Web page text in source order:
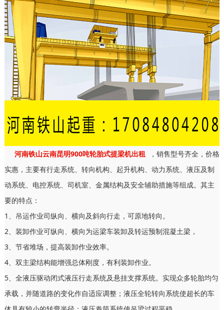
河南铁山云南昆明900吨轮胎式提梁机出租
，销售型号齐全，价格
实惠，主要有行走系统、转向机构、起升机构、动力系统、液压及制
动系统、电控系统、司机室、金属结构及安全辅助措施等组成。其主
要的特点：
1、吊运作业司纵向、横向及斜向行走，可原地转向。
2、装卸作业可纵向、横向为运梁车装卸及转运预制混凝土梁，
3、节省堆场，提高装卸作业效率。
4、双主梁结构能增强总体刚度，有利装卸作业。
5、全液压驱动闭式液压行走系统及悬挂支撑系统。实现众多轮胎均匀
承载，并随道路的变化作自适应调整；液压全轮转向系统使超长的车